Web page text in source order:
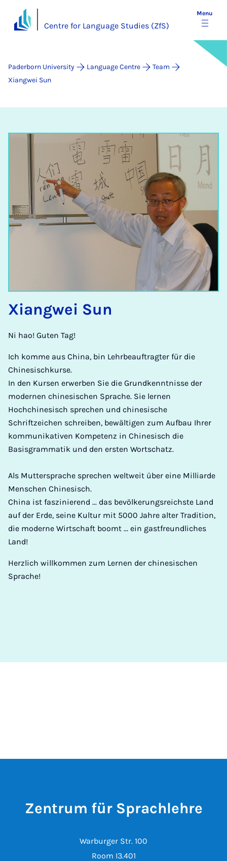
Centre for Language Studies (ZfS)
Menu
Paderborn University Language Centre
Team
Xiangwei Sun
Xiangwei Sun
Ni hao! Guten Tag!
Ich komme aus China, bin Lehrbeauftragter für die
Chinesischkurse.
In den Kursen erwerben Sie die Grundkenntnisse der
modernen chinesischen Sprache. Sie lernen
Hochchinesisch sprechen und chinesische
Schriftzeichen schreiben, bewältigen zum Aufbau Ihrer
kommunikativen Kompetenz in Chinesisch die
Basisgrammatik und den ersten Wortschatz.
Als Muttersprache sprechen weltweit über eine Milliarde
Menschen Chinesisch.
China ist faszinierend ... das bevölkerungsreichste Land
auf der Erde, seine Kultur mit 5000 Jahre alter Tradition,
die moderne Wirtschaft boomt ... ein gastfreundliches
Land!
Herzlich willkommen zum Lernen der chinesischen
Sprache!
Zentrum für Sprachlehre
Warburger Str. 100
Room I3.401